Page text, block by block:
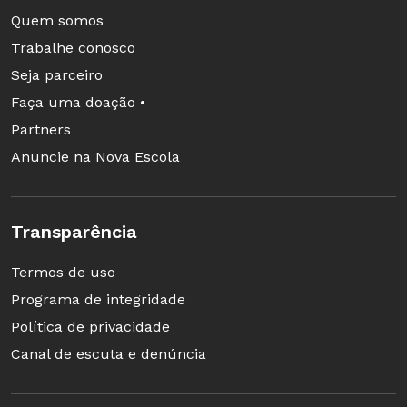
atividades on-line]". Por experiências anteriores
em sala de aula, o educador confirma que a
decisão foi acertada.
Diariamente, a secretária entrega nas escolas
os kits de alimentação. Uma vez ao mês, desde
abril, as famílias também recebem um bloco de
quatro apostilas de cada disciplina.
Quem somos
Trabalhe conosco
Seja parceiro
Faça uma doação •
Partners
Anuncie na Nova Escola
Transparência
Termos de uso
Programa de integridade
Política de privacidade
Canal de escuta e denúncia